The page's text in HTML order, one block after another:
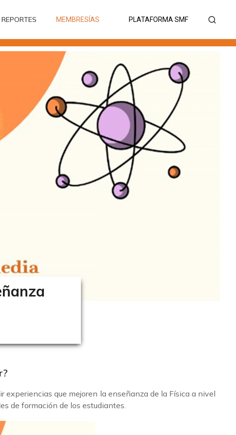
MEMBRESÍAS PLATAFORMA SMF
que mejoren la enseñanza de la Física a nivel
de formación de los estudiantes.
MEMBRESÍAS